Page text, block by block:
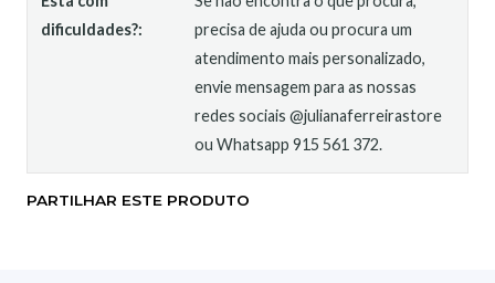
dificuldades?:
precisa de ajuda ou procura um
atendimento mais personalizado,
envie mensagem para as nossas
redes sociais @julianaferreirastore
ou Whatsapp 915 561 372.
PARTILHAR ESTE PRODUTO